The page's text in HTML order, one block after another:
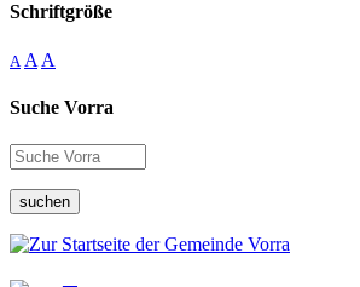
Schriftgröße
A A A
Suche Vorra
suchen